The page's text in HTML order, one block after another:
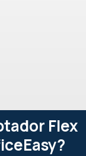
Flex